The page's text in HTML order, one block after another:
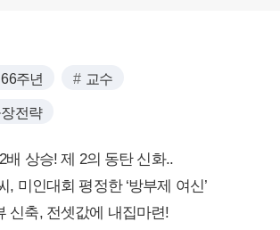
주년 교수
전략
배 상승! 제 2의 동탄 신화..
, 미인대회 평정한 ‘방부제 여신’
신축, 전셋값에 내집마련!